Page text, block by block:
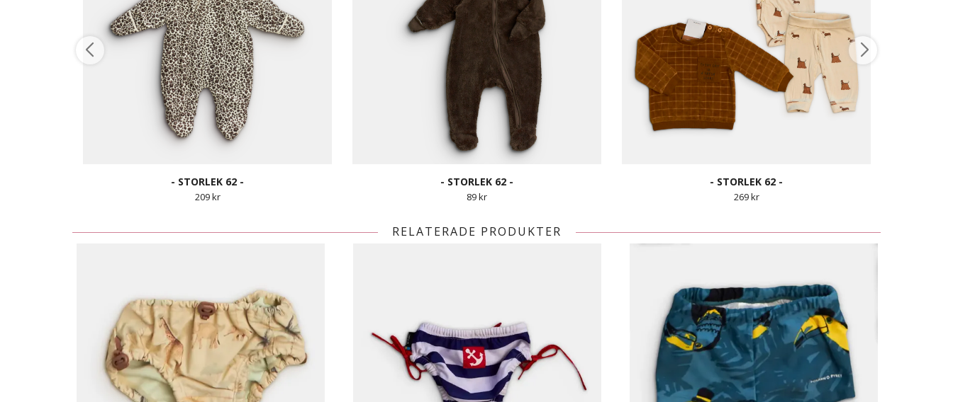
- STORLEK 62 -
209 kr
- STORLEK 62 -
89 kr
- STORLEK 62 -
269 kr
RELATERADE PRODUKTER